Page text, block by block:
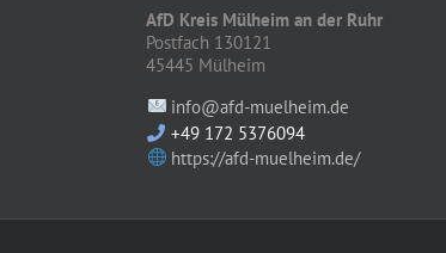
AfD Kreis Mülheim an der Ruhr
Postfach 130121
45445 Mülheim
info@afd-muelheim.de
+49 172 5376094
https://afd-muelheim.de/